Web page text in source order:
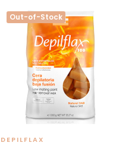
Out-of-Stock
DEPILFLAX